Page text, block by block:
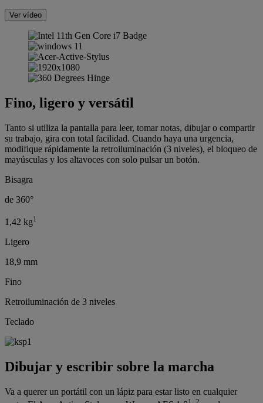
Ver vídeo
Fino, ligero y versátil
Tanto si utiliza la pantalla para leer, tomar notas, dibujar o compartir
su trabajo, gira con total facilidad. Cuando haya una urgencia,
modifique rápidamente la retroiluminación (3 niveles), el bloqueo de
mayúsculas y los altavoces con solo pulsar un botón.
Bisagra
de 360°
1,42 kg1
Ligero
18,9 mm
Fino
Retroiluminación de 3 niveles
Teclado
Dibujar y escribir sobre la marcha
Va a querer un portátil con un lápiz para estar listo en cualquier